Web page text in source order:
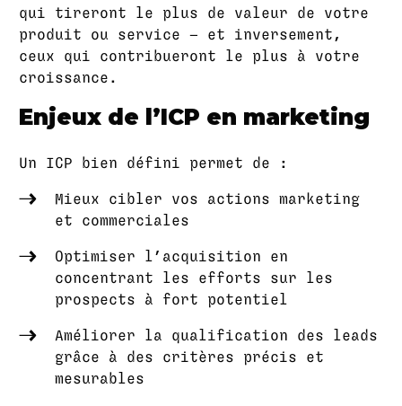
qui tireront le plus de valeur de votre
produit ou service — et inversement,
ceux qui contribueront le plus à votre
croissance.
Enjeux de l’ICP en marketing
Un ICP bien défini permet de :
Mieux cibler vos actions marketing
et commerciales
Optimiser l’acquisition en
concentrant les efforts sur les
prospects à fort potentiel
Améliorer la qualification des leads
grâce à des critères précis et
mesurables